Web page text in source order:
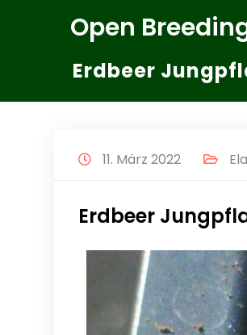
Open
Erdbeer
11. März 2022
Erdbeer